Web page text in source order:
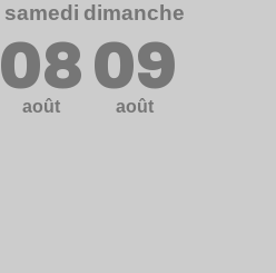
samedi
08
août
dimanche
09
août